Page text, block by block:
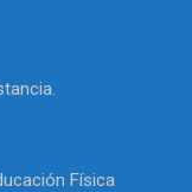
Física